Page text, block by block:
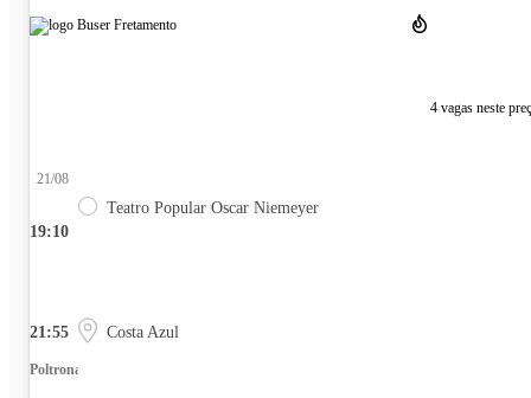
4 vagas neste
19:10
21/08
Teatro Popular Oscar Niemeyer
21:55 Costa Azul
Poltrona